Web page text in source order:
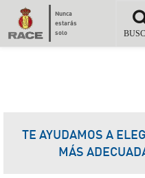
Nunca
estarás
solo
TE AYUDAMOS A
MÁS